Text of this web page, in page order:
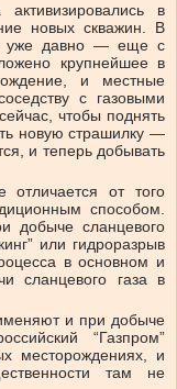
в
новых скважин. В
уже давно — еще с
крупнейшее в
и местные
с газовыми
чтобы поднять
новую страшилку —
и теперь добывать
от того
способом.
добыче сланцевого
или гидроразрыв
в основном и
сланцевого газа в
и при добыче
“Газпром”
месторождениях, и
там не